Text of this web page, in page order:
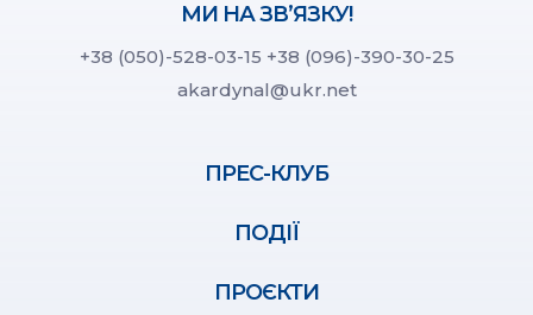
МИ НА ЗВ’ЯЗКУ!
+38 (050)-528-03-15 +38 (096)-390-30-25
akardynal@ukr.net
ПРЕС-КЛУБ
ПОДІЇ
ПРОЄКТИ